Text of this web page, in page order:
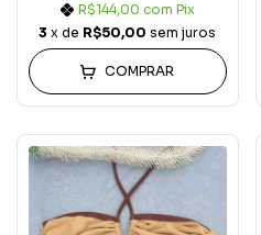
R$144,00 com Pix
3 x de R$50,00 sem juros
COMPRAR